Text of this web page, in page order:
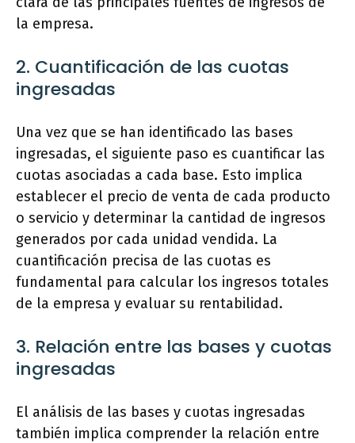
la empresa.
2. Cuantificación de las cuotas
ingresadas
Una vez que se han identificado las bases
ingresadas, el siguiente paso es cuantificar las
cuotas asociadas a cada base. Esto implica
establecer el precio de venta de cada producto
o servicio y determinar la cantidad de ingresos
generados por cada unidad vendida. La
cuantificación precisa de las cuotas es
fundamental para calcular los ingresos totales
de la empresa y evaluar su rentabilidad.
3. Relación entre las bases y cuotas
ingresadas
El análisis de las bases y cuotas ingresadas
también implica comprender la relación entre